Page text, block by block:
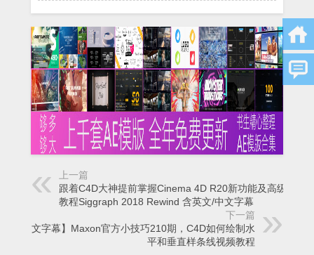
上一篇
跟着C4D大神提前掌握Cinema 4D R20新功能及高级案例
教程Siggraph 2018 Rewind 含英文/中文字幕
下一篇
【中文字幕】Maxon官方小技巧210期，C4D如何绘制水
平和垂直样条线视频教程